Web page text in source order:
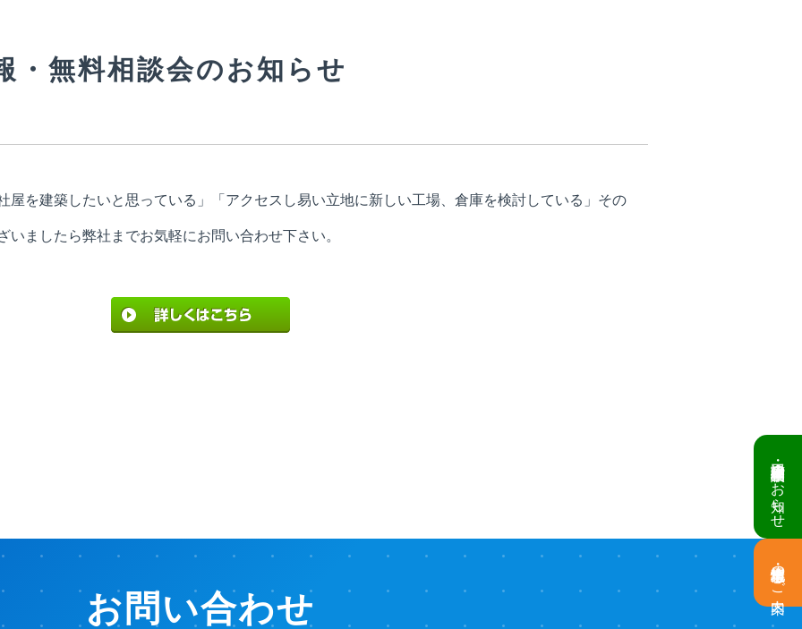
倉庫・工場建設 個別相談会のお知らせ
土地情報・事業用地のご案内
・無料相談会のお知らせ
屋を建築したいと思っている」「アクセスし易い立地に新しい工場、倉庫を検討している」その
ましたら弊社までお気軽にお問い合わせ下さい。
お問い合わせ